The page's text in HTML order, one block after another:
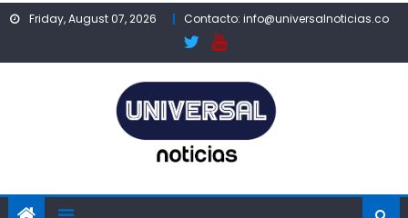
Skip
Friday, August 07, 2026 Contacto: info@universalnoticias.co